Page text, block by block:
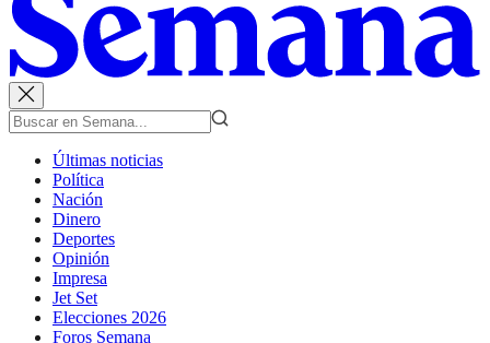
Últimas noticias
Política
Nación
Dinero
Deportes
Opinión
Impresa
Jet Set
Elecciones 2026
Foros Semana